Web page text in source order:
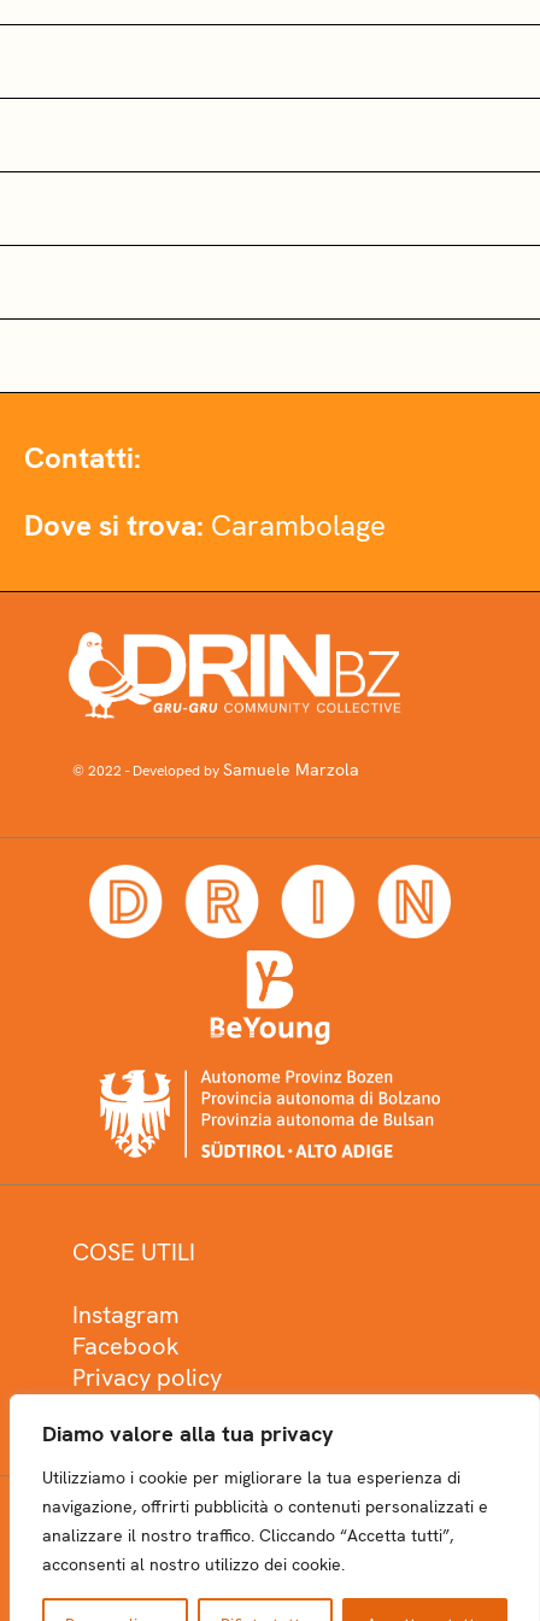
Diamo valore alla tua privacy
Utilizziamo i cookie per migliorare la tua esperienza di
navigazione, offrirti pubblicità o contenuti personalizzati e
analizzare il nostro traffico. Cliccando “Accetta tutti”,
acconsenti al nostro utilizzo dei cookie.
Contatti:
Dove si trova: Carambolage
© 2022 - Developed bySamuele Marzola
COSE UTILI
Instagram
Facebook
Privacy policy
NEWSLETTER